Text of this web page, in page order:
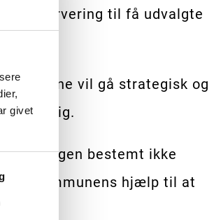
givet
udeservering til få udvalgte
vil gå strategisk og
foran sig.
bestemt ikke
for kommunens hjælp til at